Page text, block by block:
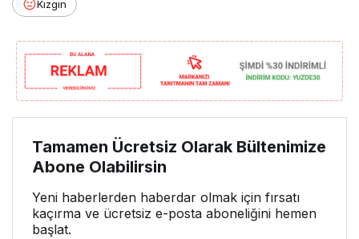
Kızgın
Tamamen Ücretsiz Olarak Bültenimize
Abone Olabilirsin
Yeni haberlerden haberdar olmak için fırsatı
kaçırma ve ücretsiz e-posta aboneliğini hemen
başlat.